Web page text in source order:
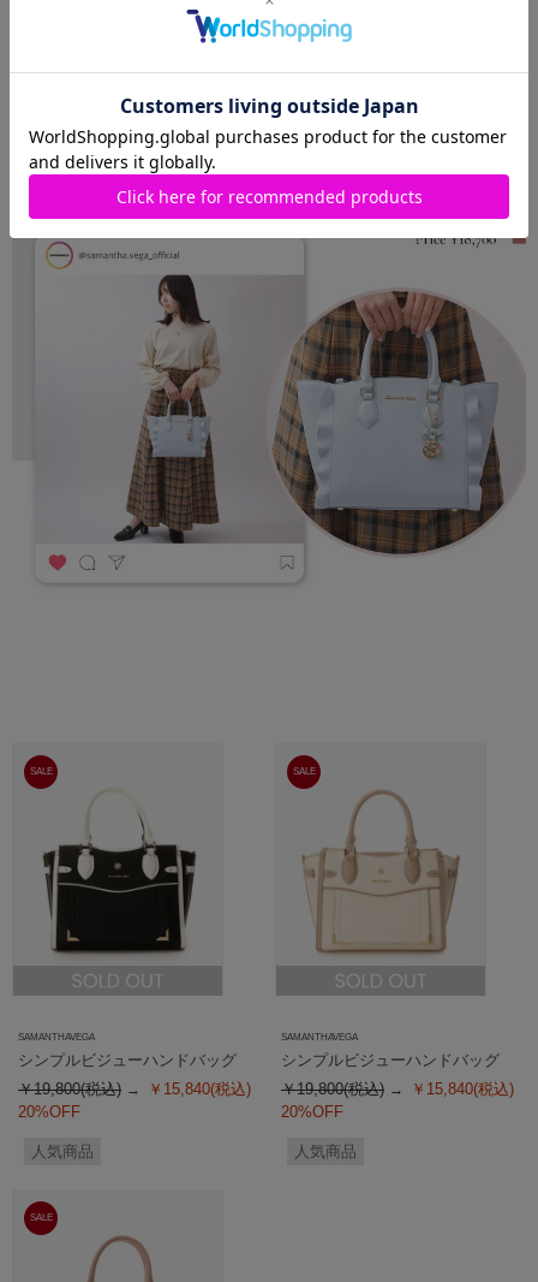
SALE
SAMANTHAVEGA
シンプルビジューハンドバッグ
￥19,800(税込)
￥15,840(税込)
20%OFF
人気商品
SALE
SAMANTHAVEGA
シンプルビジューハンドバッグ
￥19,800(税込)
￥15,840(税込)
20%OFF
人気商品
SALE